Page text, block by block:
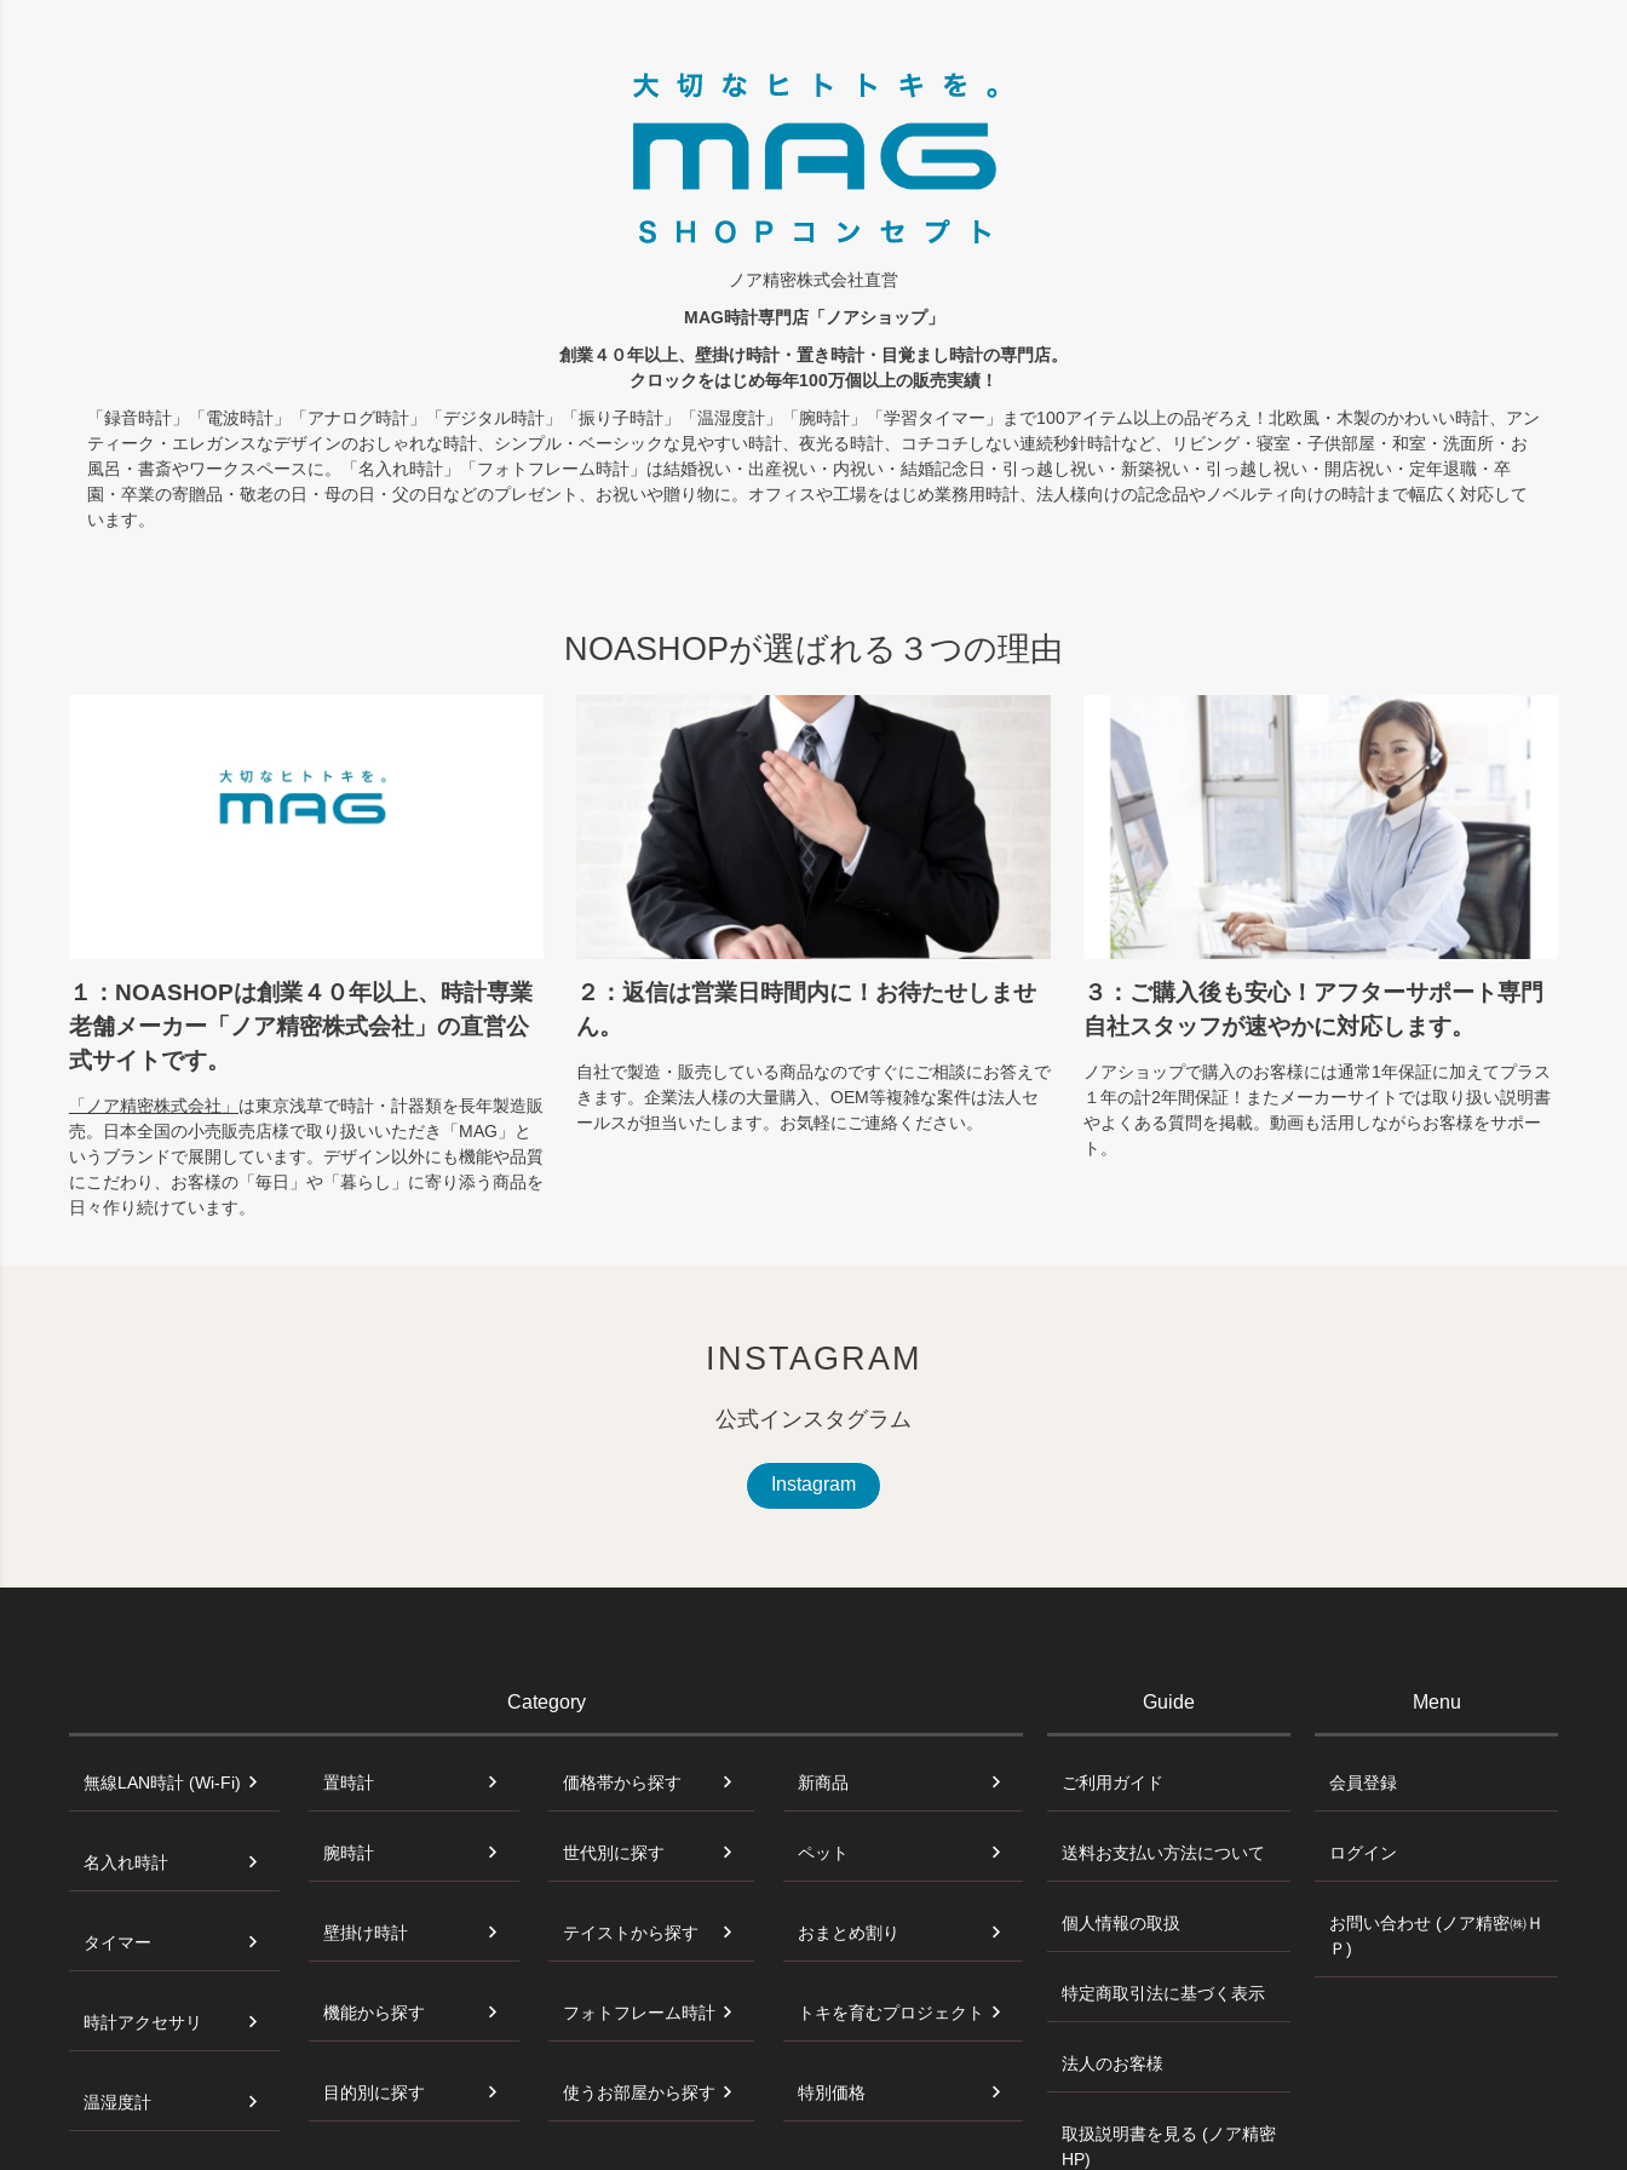
ノア精密株式会社直営
MAG時計専門店「ノアショップ」
創業４０年以上、壁掛け時計・置き時計・目覚まし時計の専門店。
クロックをはじめ毎年100万個以上の販売実績！
「録音時計」「電波時計」「アナログ時計」「デジタル時計」「振り子時計」「温湿度計」「腕時計」「学習タイマー」まで100アイテム以上の品ぞろえ！北欧風・木製のかわいい時計、アン
ティーク・エレガンスなデザインのおしゃれな時計、シンプル・ベーシックな見やすい時計、夜光る時計、コチコチしない連続秒針時計など、リビング・寝室・子供部屋・和室・洗面所・お
風呂・書斎やワークスペースに。「名入れ時計」「フォトフレーム時計」は結婚祝い・出産祝い・内祝い・結婚記念日・引っ越し祝い・新築祝い・引っ越し祝い・開店祝い・定年退職・卒
園・卒業の寄贈品・敬老の日・母の日・父の日などのプレゼント、お祝いや贈り物に。オフィスや工場をはじめ業務用時計、法人様向けの記念品やノベルティ向けの時計まで幅広く対応して
います。
NOASHOPが選ばれる３つの理由
１：NOASHOPは創業４０年以上、時計専業
老舗メーカー「ノア精密株式会社」の直営公
式サイトです。
「ノア精密株式会社」 は東京浅草で時計・計器類を長年製造販
売。日本全国の小売販売店様で取り扱いいただき「MAG」と
いうブランドで展開しています。デザイン以外にも機能や品質
にこだわり、お客様の「毎日」や「暮らし」に寄り添う商品を
日々作り続けています。
２：返信は営業日時間内に！お待たせしませ
ん。
自社で製造・販売している商品なのですぐにご相談にお答えで
きます。企業法人様の大量購入、OEM等複雑な案件は法人セ
ールスが担当いたします。お気軽にご連絡ください。
３：ご購入後も安心！アフターサポート専門
自社スタッフが速やかに対応します。
ノアショップで購入のお客様には通常1年保証に加えてプラス
１年の計2年間保証！またメーカーサイトでは取り扱い説明書
やよくある質問を掲載。動画も活用しながらお客様をサポー
ト。
INSTAGRAM
公式インスタグラム
Instagram
Category
無線LAN時計 (Wi-Fi)
名入れ時計
タイマー
時計アクセサリ
温湿度計
置時計
腕時計
壁掛け時計
機能から探す
目的別に探す
価格帯から探す
世代別に探す
テイストから探す
フォトフレーム時計
使うお部屋から探す
新商品
ペット
おまとめ割り
トキを育むプロジェクト
特別価格
Guide
ご利用ガイド
送料お支払い方法について
個人情報の取扱
特定商取引法に基づく表示
法人のお客様
取扱説明書を見る (ノア精密
HP)
Menu
会員登録
ログイン
お問い合わせ (ノア精密㈱Ｈ
Ｐ)